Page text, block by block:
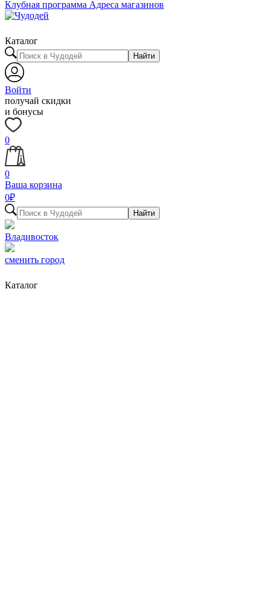
Клубная программа Адреса магазинов
Каталог
Найти
Войти
получай скидки
и бонусы
0
0
Ваша корзина
0₽
Найти
Владивосток
сменить город
Каталог